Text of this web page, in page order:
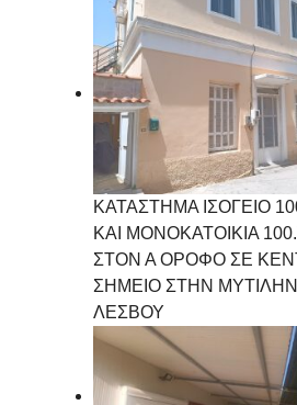
ΚΑΤΑΣΤΗΜΑ ΙΣΟΓΕΙΟ
ΚΑΙ ΜΟΝΟΚΑΤΟΙΚΙΑ
ΣΤΟΝ Α ΟΡΟΦΟ ΣΕ
ΣΗΜΕΙΟ ΣΤΗΝ
ΛΕΣΒΟΥ